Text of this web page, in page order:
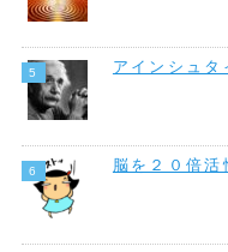
アインシュタ
脳を２０倍活